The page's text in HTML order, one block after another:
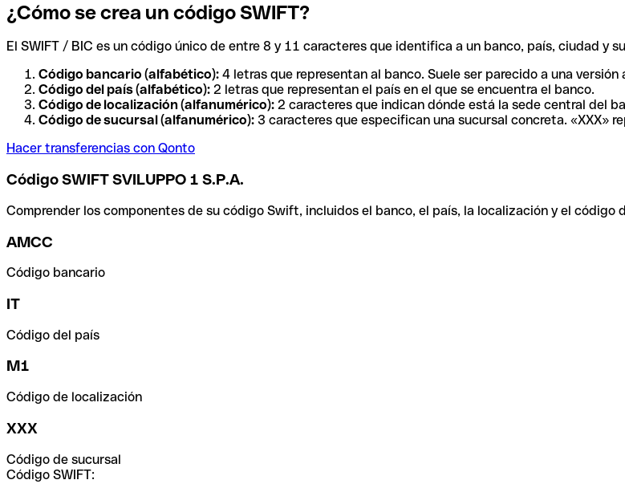
¿Cómo se crea un código SWIFT?
El SWIFT / BIC es un código único de entre 8 y 11 caracteres que identifica a un banco, país, ciudad y
Código bancario (alfabético): 4 letras que representan al banco. Suele ser parecido a una
Código del país (alfabético): 2 letras que representan el país en el que se encuentra el banco.
Código de localización (alfanumérico): 2 caracteres que indican dónde está la sede central del
Código de sucursal (alfanumérico): 3 caracteres que especifican una sucursal concreta. «XXX»
Hacer transferencias con Qonto
Código SWIFT SVILUPPO 1 S.P.A.
Comprender los componentes de su código Swift, incluidos el banco, el país, la localización y el código
AMCC
Código bancario
IT
Código del país
M1
Código de localización
XXX
Código de sucursal
Código SWIFT: